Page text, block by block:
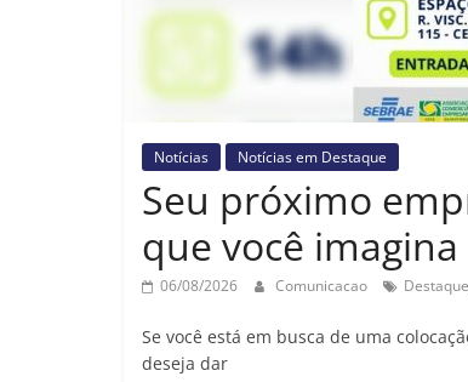
Notícias Notícias em Destaque
Seu próximo
que você imagina
06/08/2026 Comunicacao Destaque
Se você está em busca de uma
deseja dar